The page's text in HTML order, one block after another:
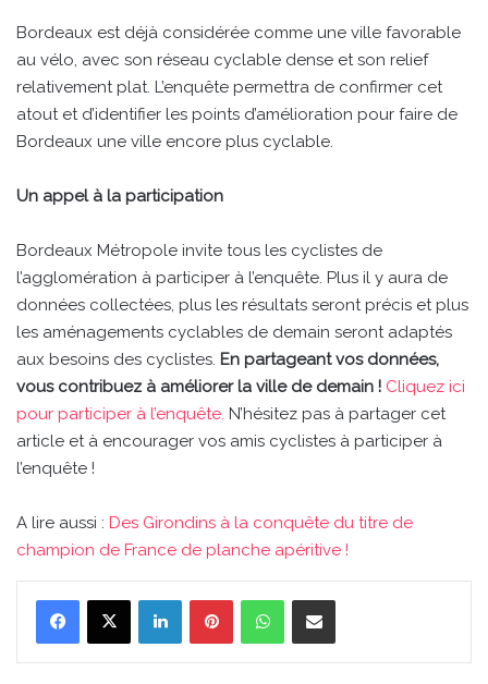
Bordeaux est déjà considérée comme une ville favorable
au vélo, avec son réseau cyclable dense et son relief
relativement plat. L’enquête permettra de confirmer cet
atout et d’identifier les points d’amélioration pour faire de
Bordeaux une ville encore plus cyclable.
Un appel à la participation
Bordeaux Métropole invite tous les cyclistes de
l’agglomération à participer à l’enquête. Plus il y aura de
données collectées, plus les résultats seront précis et plus
les aménagements cyclables de demain seront adaptés
aux besoins des cyclistes. En partageant vos données,
vous contribuez à améliorer la ville de demain ! Cliquez ici
pour participer à l’enquête. N’hésitez pas à partager cet
article et à encourager vos amis cyclistes à participer à
l’enquête !
A lire aussi : Des Girondins à la conquête du titre de
champion de France de planche apéritive !
LinkedinPinterestWhatsAppPartager par email